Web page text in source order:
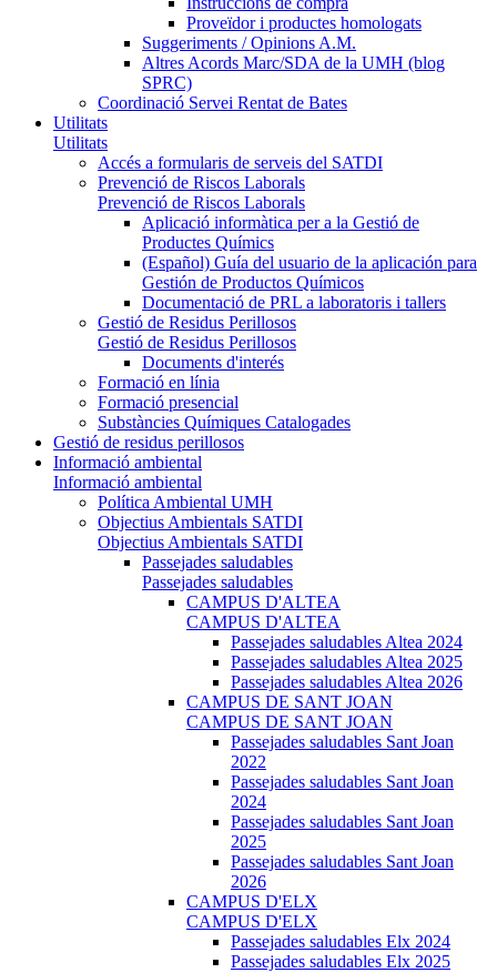
Proveïdor i productes homologats
Suggeriments / Opinions A.M.
Altres Acords Marc/SDA de la UMH (blog
SPRC)
Coordinació Servei Rentat de Bates
Utilitats
Utilitats
Accés a formularis de serveis del SATDI
Prevenció de Riscos Laborals
Prevenció de Riscos Laborals
Aplicació informàtica per a la Gestió de
Productes Químics
(Español) Guía del usuario de la aplicación para
Gestión de Productos Químicos
Documentació de PRL a laboratoris i tallers
Gestió de Residus Perillosos
Gestió de Residus Perillosos
Documents d'interés
Formació en línia
Formació presencial
Substàncies Químiques Catalogades
Gestió de residus perillosos
Informació ambiental
Informació ambiental
Política Ambiental UMH
Objectius Ambientals SATDI
Objectius Ambientals SATDI
Passejades saludables
Passejades saludables
CAMPUS D'ALTEA
CAMPUS D'ALTEA
Passejades saludables Altea 2024
Passejades saludables Altea 2025
Passejades saludables Altea 2026
CAMPUS DE SANT JOAN
CAMPUS DE SANT JOAN
Passejades saludables Sant Joan
2022
Passejades saludables Sant Joan
2024
Passejades saludables Sant Joan
2025
Passejades saludables Sant Joan
2026
CAMPUS D'ELX
CAMPUS D'ELX
Passejades saludables Elx 2024
Passejades saludables Elx 2025